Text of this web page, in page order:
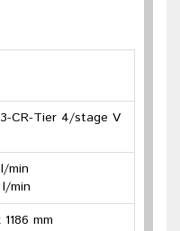
CR-Tier 4/stage V
min
min
mm